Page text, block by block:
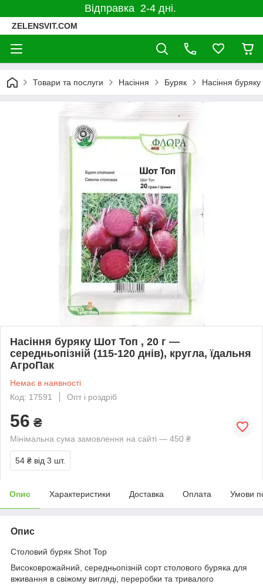
Відправка 2-4 дні.
ZELENSVIT.COM
Товари та послуги Насіння Буряк Насіння
Насіння буряку Шот Топ , 20 г —
середньопізній (115-120 днів), кругла, їдальня
АгроПак
Немає в наявності
Код: 17591
Опт і роздріб
56 ₴
Мінімальна сума замовлення на сайті — 450 ₴
54 ₴ від 3 шт.
Опис Характеристики Доставка Оплата Умови
Опис
Столовий буряк Shot Top
Високоврожайний, середньопізній сорт столового буряка для
вживання в свіжому вигляді, переробки та тривалого